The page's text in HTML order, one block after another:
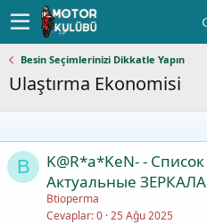
Besin Seçimlerinizi Dikkatle Yapın
Ulaştırma Ekonomisi
B
K@R*a*KeN- -
Актуальные ЗЕРКАЛА
Btioperma
Cevaplar 0 25 Ağu 2025